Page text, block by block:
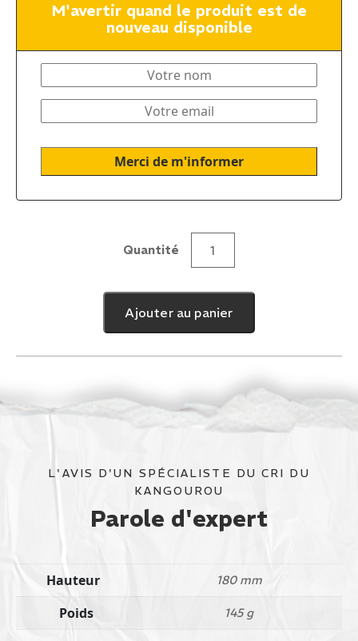
M'avertir quand le produit est de
nouveau disponible
Quantitéquantité
Krom
Kendama
Strogo
Ajouter au panier
L'AVIS D'UN SPÉCIALISTE DU CRI DU
KANGOUROU
Parole d'expert
Hauteur 180 mm
Poids 145 g